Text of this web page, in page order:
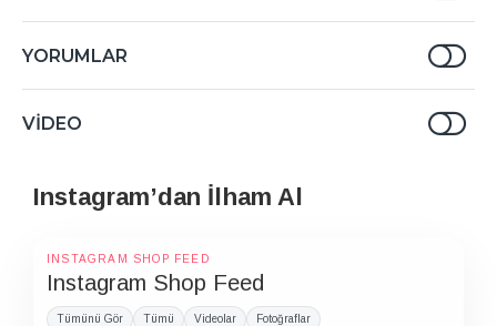
YORUMLAR
VIDEO
Instagram’dan İlham Al
INSTAGRAM SHOP FEED
Instagram Shop Feed
Tümünü Gör Tümü Videolar Fotoğraflar